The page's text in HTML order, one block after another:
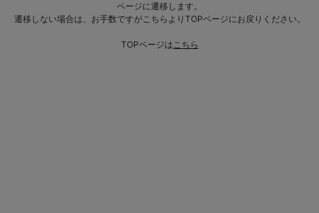
ページに遷移します。
遷移しない場合は、お手数ですがこちらよりTOPページにお戻りください。
TOPページはこちら